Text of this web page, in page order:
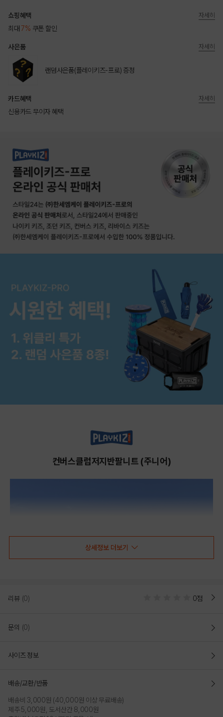
쇼핑혜택
최대 7% 쿠폰 할인
자세히
사은품
랜덤사은품(플레이키즈-프로) 증정
자세히
카드혜택
신용카드 무이자 혜택
자세히
컨버스클럽저지반팔니트 (주니어)
상세정보 더보기
리뷰 (0) 0점
문의 (0)
사이즈 정보
배송/교환/반품
배송비 3,000원 (40,000원 이상 무료배송)
제주 5,000원, 도서산간 8,000원